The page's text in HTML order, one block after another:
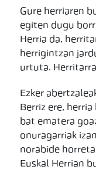
Gure herriaren
egiten dugu
Herria da,
herrigintzan
urtuta.
Ezker
Berriz ere,
bat ematera
onuragarriak
norabide
Euskal Herrian